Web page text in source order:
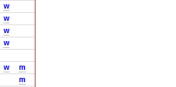
w
w
w
w
w
m
m